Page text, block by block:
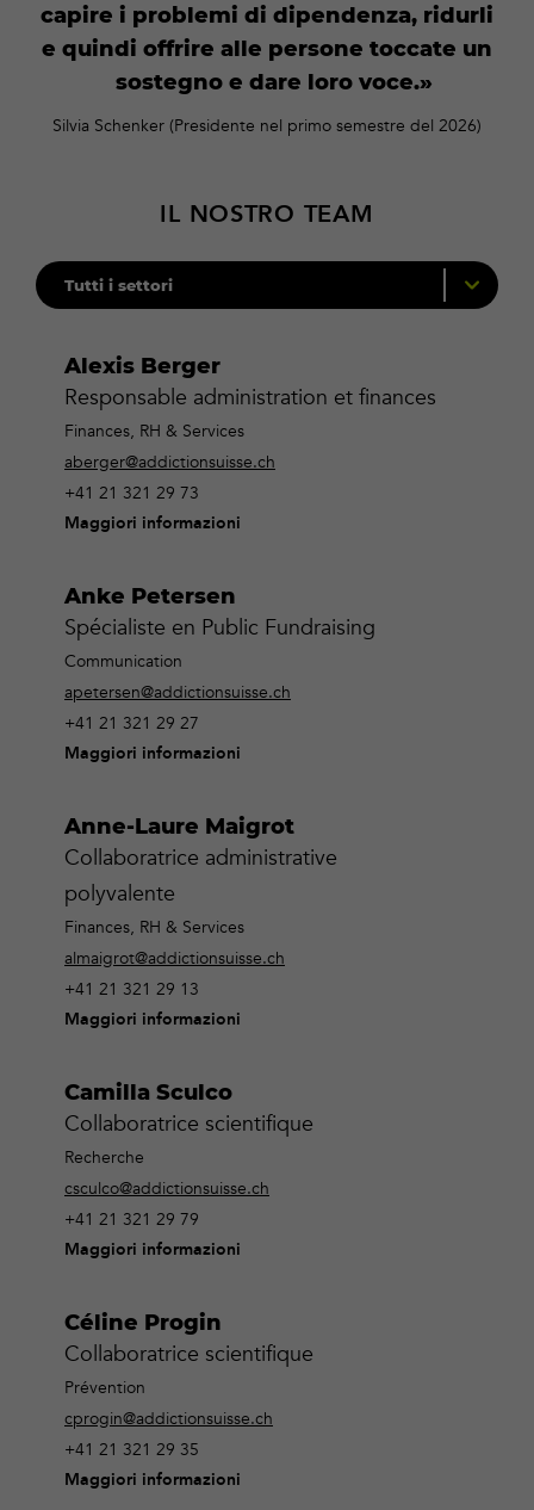
capire i problemi di dipendenza, ridurli
e quindi offrire alle persone toccate un
sostegno e dare loro voce.
Silvia Schenker (Presidente nel primo semestre del 2026)
IL NOSTRO TEAM
Alexis Berger
Responsable administration et finances
Finances, RH & Services
aberger@addictionsuisse.ch
+41 21 321 29 73
Maggiori informazioni
Anke Petersen
Spécialiste en Public Fundraising
Communication
apetersen@addictionsuisse.ch
+41 21 321 29 27
Maggiori informazioni
Anne-Laure Maigrot
Collaboratrice administrative
polyvalente
Finances, RH & Services
almaigrot@addictionsuisse.ch
+41 21 321 29 13
Maggiori informazioni
Camilla Sculco
Collaboratrice scientifique
Recherche
csculco@addictionsuisse.ch
+41 21 321 29 79
Maggiori informazioni
Céline Progin
Collaboratrice scientifique
Prévention
cprogin@addictionsuisse.ch
+41 21 321 29 35
Maggiori informazioni